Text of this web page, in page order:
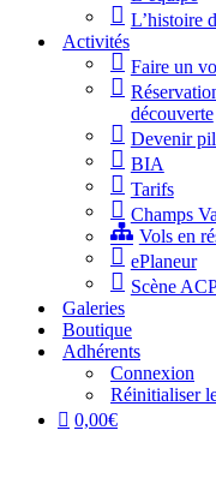
L’histoire
Activités
Faire un
découverte
Devenir
BIA
Tarifs
Champs
Vols en
ePlaneur
Scène
Galeries
Boutique
Adhérents
Connexion
Réinitialiser
0,00€